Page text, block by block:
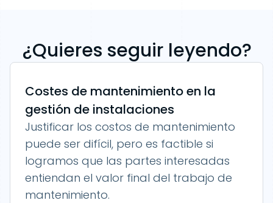
¿Quieres seguir leyendo?
Costes de mantenimiento en la
gestión de instalaciones
Justificar los costos de mantenimiento
puede ser difícil, pero es factible si
logramos que las partes interesadas
entiendan el valor final del trabajo de
mantenimiento.